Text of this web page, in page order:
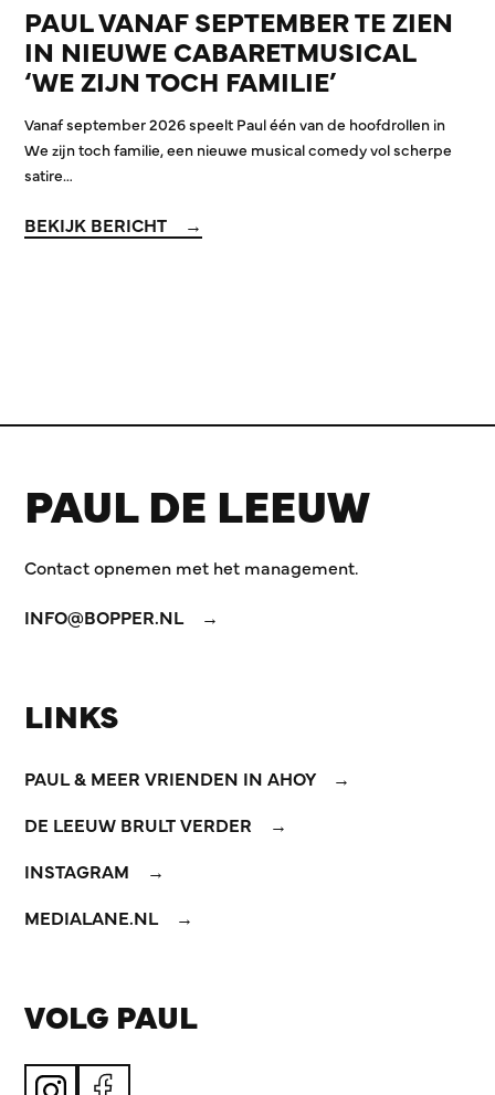
PAUL VANAF SEPTEMBER TE ZIEN
IN NIEUWE CABARETMUSICAL
‘WE ZIJN TOCH FAMILIE’
Vanaf september 2026 speelt Paul één van de hoofdrollen in
We zijn toch familie, een nieuwe musical comedy vol scherpe
satire…
BEKIJK BERICHT
PAUL DE LEEUW
Contact opnemen met het management.
INFO@BOPPER.NL
LINKS
PAUL & MEER VRIENDEN IN AHOY
DE LEEUW BRULT VERDER
INSTAGRAM
MEDIALANE.NL
VOLG PAUL